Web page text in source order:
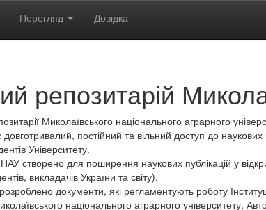
Перегляд Довідка
репозитарій
Миколаївського національного аграрного
постійний та вільний доступ до
Університету.
створено для поширення наукових публікацій у
викладачів України та світу).
документи, які регламентують роботу
національного аграрного університету,